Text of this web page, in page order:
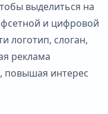
выделиться на
и цифровой
логотип, слоган,
реклама
повышая интерес